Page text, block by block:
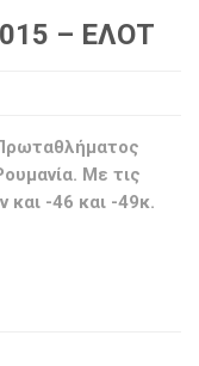
– ΕΛΟΤ
Με τις
και -46 και -49κ.